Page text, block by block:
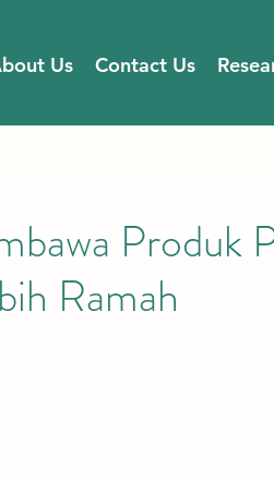
Us Contact Us
Produk
Ramah